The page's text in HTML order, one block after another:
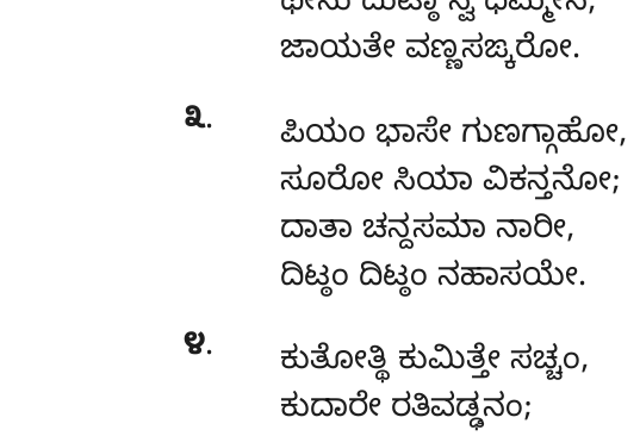
ಜಾಯತೇ ವಣ್ಣಸಙ್ಕರೋ.
೩. ಪಿಯಂ ಭಾಸೇ ಗುಣಗ್ಗಾಹೋ,
ಸೂರೋ ಸಿಯಾ ವಿಕನ್ತನೋ;
ದಾತಾ ಚನ್ದಸಮಾ ನಾರೀ,
ದಿಟ್ಠಂ ದಿಟ್ಠಂ ನಹಾಸಯೇ.
೪. ಕುತೋತ್ಥಿ ಕುಮಿತ್ತೇ ಸಚ್ಚಂ,
ಕುದಾರೇ ರತಿವಡ್ಢನಂ;